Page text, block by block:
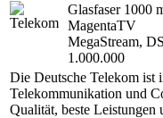
Glasfaser 1000
MagentaTV
MegaStream,
1.000.000
Die Deutsche Telekom ist
Telekommunikation und
Qualität, beste Leistungen